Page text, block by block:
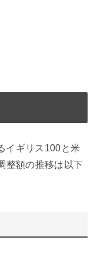
イギリス100と米
整額の推移は以下